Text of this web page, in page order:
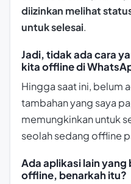
diizinkan melihat
untuk selesai.
Jadi, tidak ada cara
kita offline di
Hingga saat ini, belum
tambahan yang saya
memungkinkan untuk
seolah sedang offline
Ada aplikasi lain yang
offline, benarkah itu?